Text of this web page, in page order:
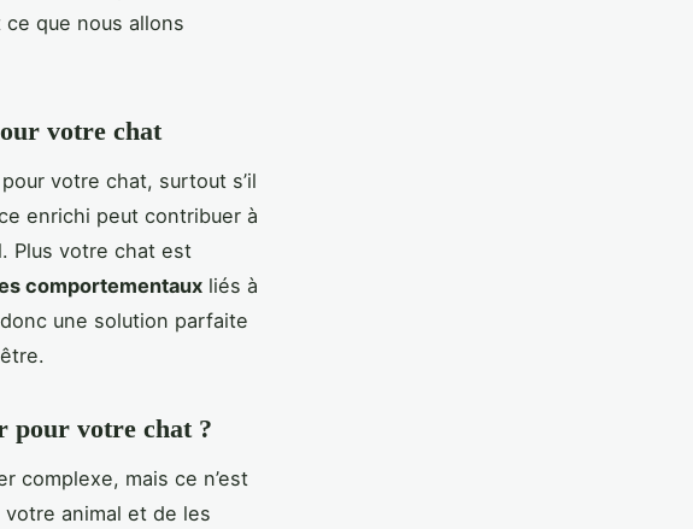
que nous allons
votre chat
votre chat, surtout s’il
enrichi peut contribuer à
Plus votre chat est
comportementaux liés à
une solution parfaite
pour votre chat ?
complexe, mais ce n’est
votre animal et de les